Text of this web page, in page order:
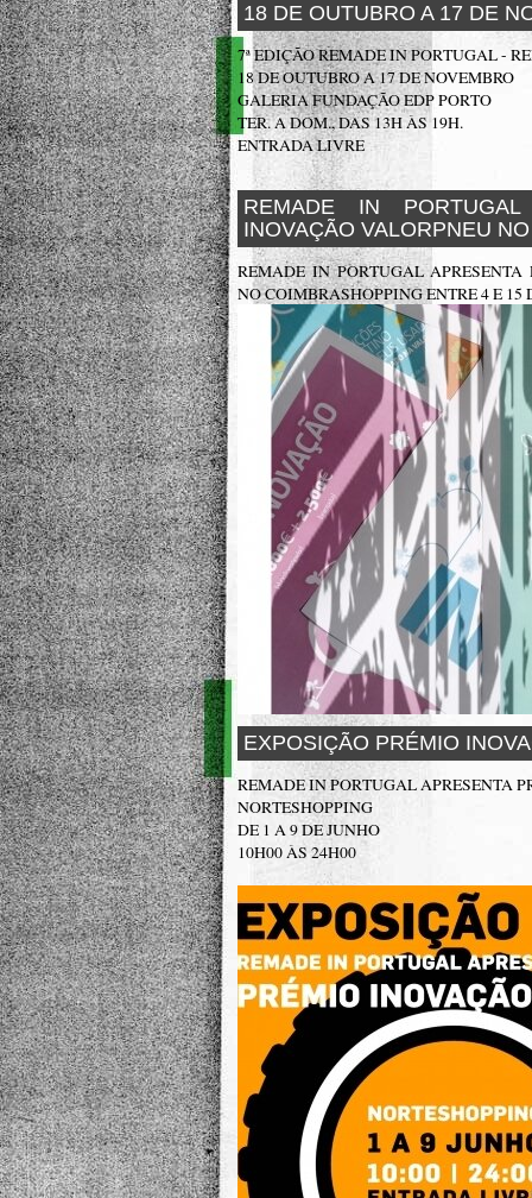
18 DE OUTUBRO A 17 DE
7ª EDIÇÃO REMADE IN PORTUGAL -
18 DE OUTUBRO A 17 DE NOVEMBRO
GALERIA FUNDAÇÃO EDP PORTO
TER. A DOM., DAS 13H ÀS 19H.
ENTRADA LIVRE
REMADE IN PORTUGAL
INOVAÇÃO VALORPNEU
REMADE IN PORTUGAL
NO COIMBRASHOPPING ENTRE 4 E 15
EXPOSIÇÃO PRÉMIO
REMADE IN PORTUGAL APRESENTA
NORTESHOPPING
DE 1 A 9 DE JUNHO
10H00 ÀS 24H00